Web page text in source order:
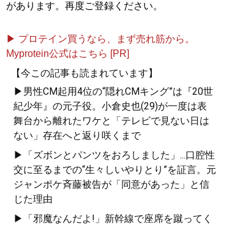
があります。再度ご登録ください。
▶ プロテイン買うなら、まず売れ筋から。
Myprotein公式はこちら [PR]
【今この記事も読まれています】
▶男性CM起用4位の“隠れCMキング”は『20世
紀少年』の元子役。小倉史也(29)が一度は表
舞台から離れたワケと「テレビで見ない日は
ない」存在へと返り咲くまで
▶「ズボンとパンツをおろしました」...口腔性
交に至るまでの“生々しいやりとり”を証言。元
ジャンポケ斉藤被告が「同意があった」と信
じた理由
▶「邪魔なんだよ!」新幹線で座席を蹴ってく